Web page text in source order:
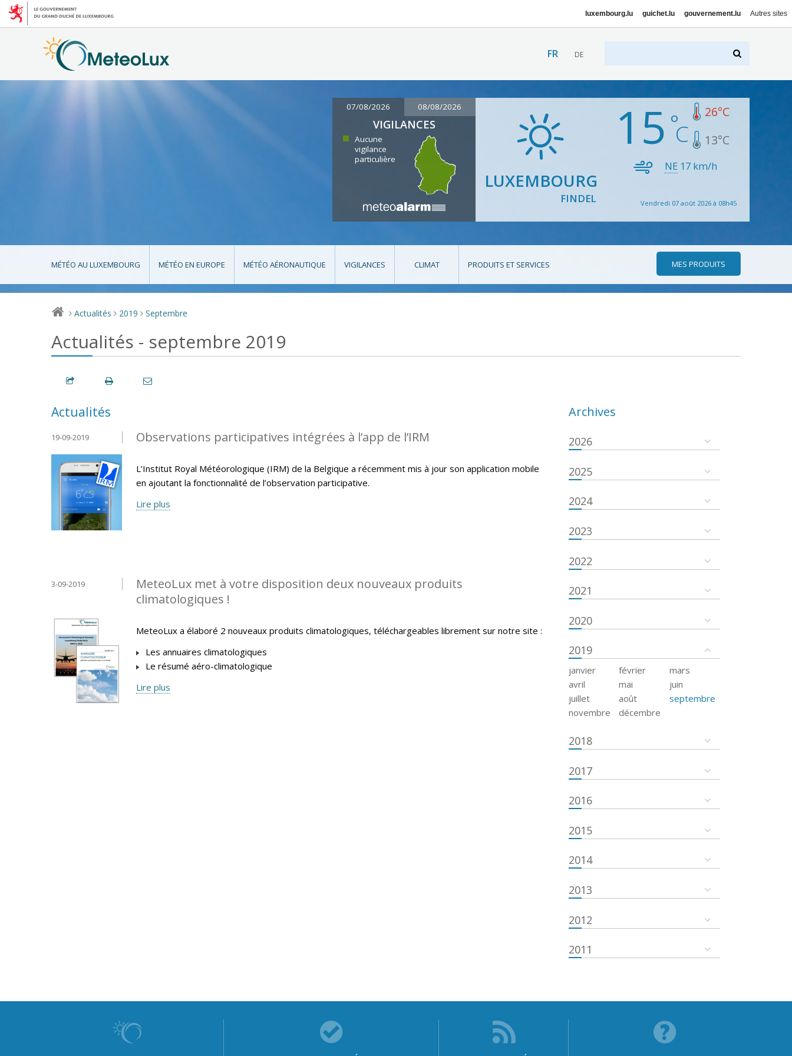
luxembourg.lu guichet.lu gouvernement.lu Autres sites
FR DE
07/08/2026 08/08/2026
VIGILANCES
Aucune
vigilance
particulière
LUXEMBOURG
FINDEL
15 26°C
13°C
NE 17 km/h
Vendredi 07 août 2026 à 08h45
MÉTÉO AU LUXEMBOURG MÉTÉO EN EUROPE MÉTÉO AÉRONAUTIQUE VIGILANCES CLIMAT PRODUITS ET SERVICES MES PRODUITS
> Actualités > 2019 > Septembre
Actualités - septembre 2019
Actualités
Observations participatives intégrées à l’app de l’IRM
19-09-2019
L’Institut Royal Météorologique (IRM) de la Belgique a récemment mis à jour son application mobile
en ajoutant la fonctionnalité de l’observation participative.
Lire plus
MeteoLux met à votre disposition deux nouveaux produits
climatologiques !
3-09-2019
MeteoLux a élaboré 2 nouveaux produits climatologiques, téléchargeables librement sur notre site :
Les annuaires climatologiques
Le résumé aéro-climatologique
Lire plus
Archives
2026
2025
2024
2023
2022
2021
2020
2019
janvier février
mars
avril
mai
juin
juillet
août
septembre
novembre
décembre
2018
2017
2016
2015
2014
2013
2012
2011